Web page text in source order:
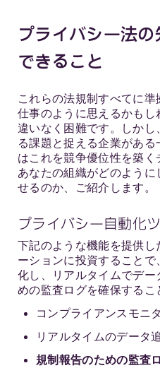
プライバシー法
できること
これらの法規制すべてに
仕事のように思えるかも
違いなく困難です。しか
る課題と捉える企業があ
はこれを競争優位性を築く
あなたの組織がどのよう
せるのか、ご紹介します。
プライバシー自動化
下記のような機能を提供
ーションに投資すること
化し、リアルタイムでデ
めの監査ログを確保するこ
コンプライアンスモニ
リアルタイムのデータ
規制報告のための監査